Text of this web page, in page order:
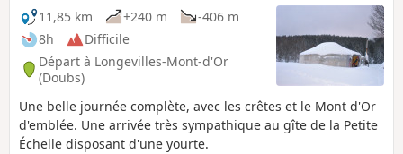
11,85 km
+240 m
-406 m
8h
Difficile
Départ à Longevilles-Mont-d'Or
(Doubs)
Une belle journée complète, avec les crêtes et le Mont d'Or
d'emblée. Une arrivée très sympathique au gîte de la Petite
Échelle disposant d'une yourte.